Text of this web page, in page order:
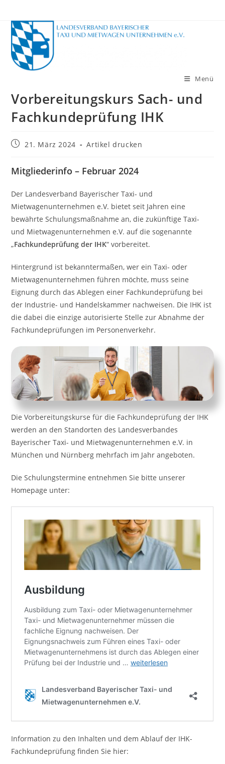
Inhalt
springen
Menü
Vorbereitungskurs Sach- und
Fachkundeprüfung IHK
Beitrag21. März 2024 Artikel drucken
Mitgliederinfo – Februar 2024
Der Landesverband Bayerischer Taxi- und
Mietwagenunternehmen e.V. bietet seit Jahren eine
bewährte Schulungsmaßnahme an, die zukünftige Taxi-
und Mietwagenunternehmen e.V. auf die sogenannte
„Fachkundeprüfung der IHK“ vorbereitet.
Hintergrund ist bekanntermaßen, wer ein Taxi- oder
Mietwagenunternehmen führen möchte, muss seine
Eignung durch das Ablegen einer Fachkundeprüfung bei
der Industrie- und Handelskammer nachweisen. Die IHK ist
die dabei die einzige autorisierte Stelle zur Abnahme der
Fachkundeprüfungen im Personenverkehr.
Die Vorbereitungskurse für die Fachkundeprüfung der IHK
werden an den Standorten des Landesverbandes
Bayerischer Taxi- und Mietwagenunternehmen e.V. in
München und Nürnberg mehrfach im Jahr angeboten.
Die Schulungstermine entnehmen Sie bitte unserer
Homepage unter:
Information zu den Inhalten und dem Ablauf der IHK-
Fachkundeprüfung finden Sie hier: